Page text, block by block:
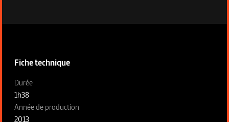
Fiche technique
Fiche technique section gauche
Durée
1h38
Année de production
2013